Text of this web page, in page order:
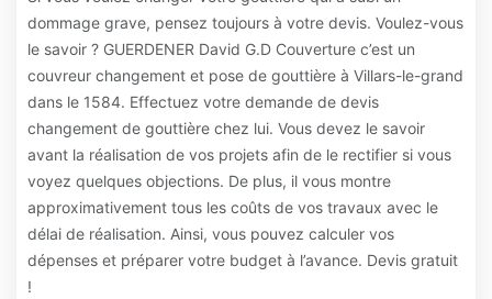
dommage grave, pensez toujours à votre devis. Voulez-vous
le savoir ? GUERDENER David G.D Couverture c’est un
couvreur changement et pose de gouttière à Villars-le-grand
dans le 1584. Effectuez votre demande de devis
changement de gouttière chez lui. Vous devez le savoir
avant la réalisation de vos projets afin de le rectifier si vous
voyez quelques objections. De plus, il vous montre
approximativement tous les coûts de vos travaux avec le
délai de réalisation. Ainsi, vous pouvez calculer vos
dépenses et préparer votre budget à l’avance. Devis gratuit
!